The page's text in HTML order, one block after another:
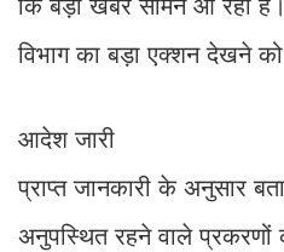
कि बड़ी खबर सामने आ रही है।
विभाग का बड़ा एक्शन देखने
आदेश जारी
प्राप्त जानकारी के अनुसार
अनुपस्थित रहने वाले प्रकरणों